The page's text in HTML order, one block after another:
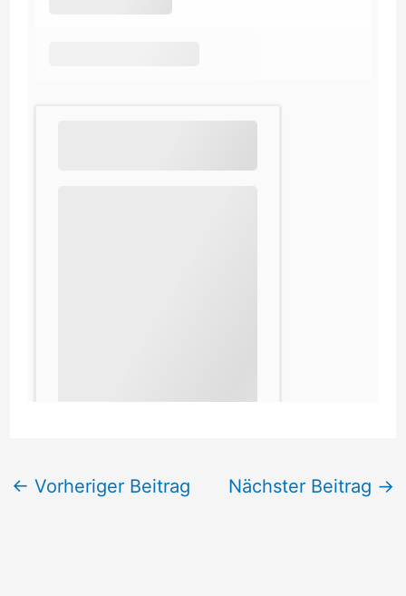
← Vorheriger Beitrag Nächster Beitrag →